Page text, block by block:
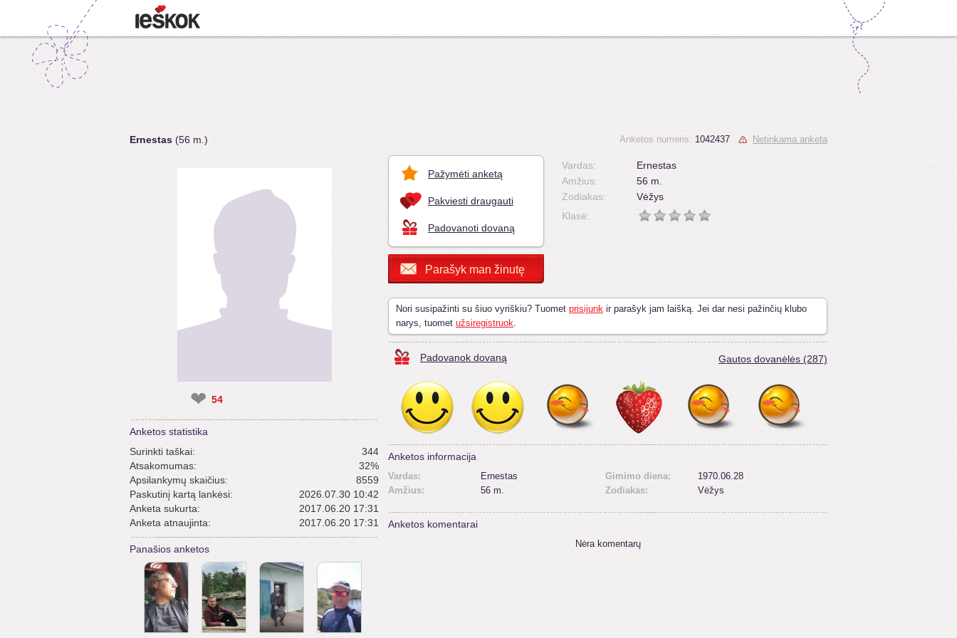
Ernestas (56 m.)
❤ 54
Anketos statistika
Surinkti taškai:
344
Atsakomumas:
32%
Apsilankymų skaičius:
8559
Paskutinį kartą lankėsi:
2026.07.30 10:42
Anketa sukurta:
2017.06.20 17:31
Anketa atnaujinta:
2017.06.20 17:31
Panašios anketos
Pažymėti anketą
Pakviesti draugauti
Padovanoti dovaną
Parašyk man žinutę
Anketos numeris: 1042437 Netinkama anketa
Vardas:
Ernestas
Amžius:
56 m.
Zodiakas:
Vėžys
Klasė:
Nori susipažinti su šiuo vyriškiu? Tuomet prisijunk ir parašyk jam laišką. Jei dar nesi pažinčių klubo
narys, tuomet užsiregistruok.
Padovanok dovaną Gautos dovanėlės (287)
Anketos informacija
Vardas:
Ernestas
Amžius:
56 m.
Gimimo diena:
1970.06.28
Zodiakas:
Vėžys
Anketos komentarai
Nėra komentarų